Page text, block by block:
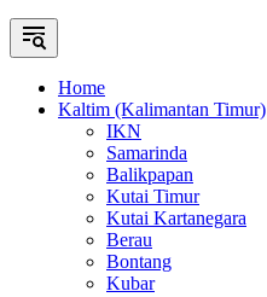
Home
Kaltim (Kalimantan Timur)
IKN
Samarinda
Balikpapan
Kutai Timur
Kutai Kartanegara
Berau
Bontang
Kubar